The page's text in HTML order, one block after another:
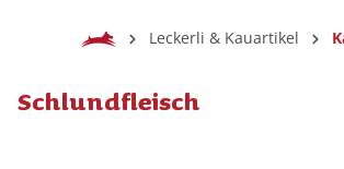
HomeLeckerli & Kauartikel
Schlundfleisch